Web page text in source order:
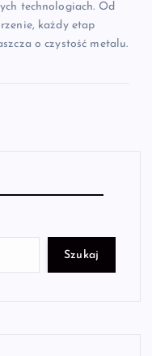
technologiach. Od
każdy etap
o czystość metalu.
Szukaj